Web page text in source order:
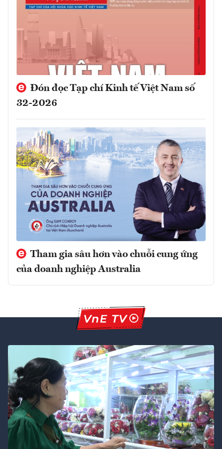
Đón đọc Tạp chí Kinh tế Việt Nam số
32-2026
Tham gia sâu hơn vào chuỗi cung ứng
của doanh nghiệp Australia